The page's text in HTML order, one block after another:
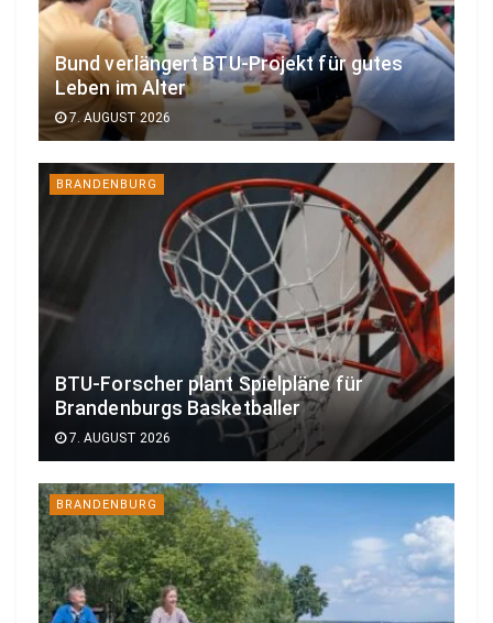
Bund verlängert BTU-Projekt für gutes
Leben im Alter
7. AUGUST 2026
BRANDENBURG
BTU-Forscher plant Spielpläne für
Brandenburgs Basketballer
7. AUGUST 2026
BRANDENBURG